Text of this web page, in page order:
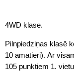
4WD klase.
Pilnpiedziņas klasē
10 amatieri). Ar
105 punktiem 1.